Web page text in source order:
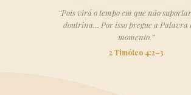
“Pois virá o tempo em que não
doutrina… Por isso pregue a Palavra
momento.”
2 Timóteo 4:2–3